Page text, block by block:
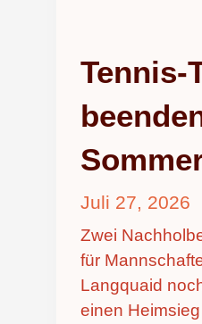
Tennis-
Juli 27, 2026
Zwei
für
Langquaid
einen